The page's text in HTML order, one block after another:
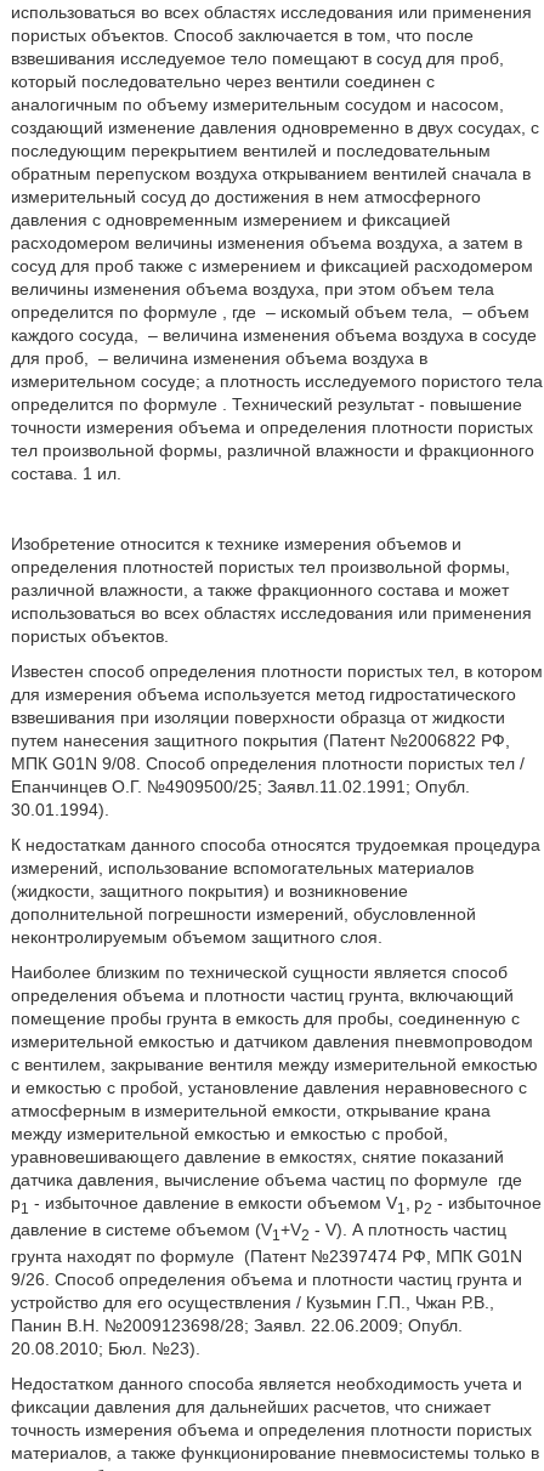
использоваться во всех областях исследования или применения
пористых объектов. Способ заключается в том, что после
взвешивания исследуемое тело помещают в сосуд для проб,
который последовательно через вентили соединен с
аналогичным по объему измерительным сосудом и насосом,
создающий изменение давления одновременно в двух сосудах, с
последующим перекрытием вентилей и последовательным
обратным перепуском воздуха открыванием вентилей сначала в
измерительный сосуд до достижения в нем атмосферного
давления с одновременным измерением и фиксацией
расходомером величины изменения объема воздуха, а затем в
сосуд для проб также с измерением и фиксацией расходомером
величины изменения объема воздуха, при этом объем тела
определится по формуле , где – искомый объем тела,
– объем
каждого сосуда,
– величина изменения объема воздуха в сосуде
для проб,
– величина изменения объема воздуха в
измерительном сосуде; а плотность исследуемого пористого тела
определится по формуле
. Технический результат - повышение
точности измерения объема и определения плотности пористых
тел произвольной формы, различной влажности и фракционного
состава. 1 ил.
Изобретение относится к технике измерения объемов и
определения плотностей пористых тел произвольной формы,
различной влажности, а также фракционного состава и может
использоваться во всех областях исследования или применения
пористых объектов.
Известен способ определения плотности пористых тел, в котором
для измерения объема используется метод гидростатического
взвешивания при изоляции поверхности образца от жидкости
путем нанесения защитного покрытия (Патент №2006822 РФ,
МПК G01N 9/08. Способ определения плотности пористых тел /
Епанчинцев О.Г. №4909500/25; Заявл.11.02.1991; Опубл.
30.01.1994).
К недостаткам данного способа относятся трудоемкая процедура
измерений, использование вспомогательных материалов
(жидкости, защитного покрытия) и возникновение
дополнительной погрешности измерений, обусловленной
неконтролируемым объемом защитного слоя.
Наиболее близким по технической сущности является способ
определения объема и плотности частиц грунта, включающий
помещение пробы грунта в емкость для пробы, соединенную с
измерительной емкостью и датчиком давления пневмопроводом
с вентилем, закрывание вентиля между измерительной емкостью
и емкостью с пробой, установление давления неравновесного с
атмосферным в измерительной емкости, открывание крана
между измерительной емкостью и емкостью с пробой,
уравновешивающего давление в емкостях, снятие показаний
датчика давления, вычисление объема частиц по формуле где
р1 - избыточное давление в емкости объемом V1 р2 - избыточное
давление в системе объемом (V1 +V2 - V). А плотность частиц
грунта находят по формуле (Патент №2397474 РФ, МПК G01N
9/26. Способ определения объема и плотности частиц грунта и
устройство для его осуществления / Кузьмин Г.П., Чжан Р.В.,
Панин В.Н. №2009123698/28; Заявл. 22.06.2009; Опубл.
20.08.2010; Бюл. №23).
Недостатком данного способа является необходимость учета и
фиксации давления для дальнейших расчетов, что снижает
точность измерения объема и определения плотности пористых
материалов, а также функционирование пневмосистемы только в